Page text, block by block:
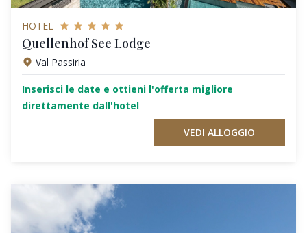
HOTEL
Quellenhof See Lodge
Val Passiria
Inserisci le date e ottieni l'offerta migliore
direttamente dall'hotel
VEDI ALLOGGIO